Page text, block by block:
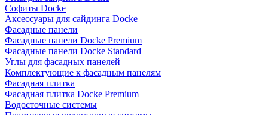
Софиты Docke
Аксессуары для сайдинга Docke
Фасадные панели
Фасадные панели Docke Premium
Фасадные панели Docke Standard
Углы для фасадных панелей
Комплектующие к фасадным панелям
Фасадная плитка
Фасадная плитка Docke Premium
Водосточные системы